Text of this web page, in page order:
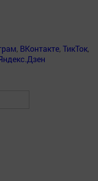
, ВКонтакте,ТикТок,